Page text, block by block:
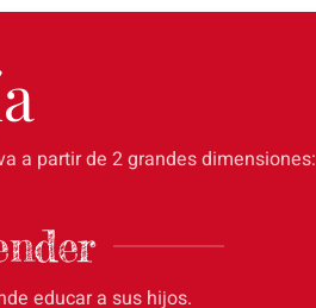
a partir de 2 grandes dimensiones:
educar a sus hijos.